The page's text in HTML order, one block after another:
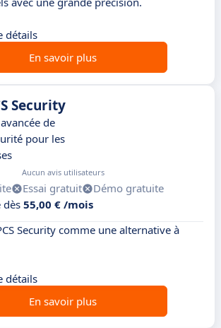
détails
En savoir plus
Security
de
pour les
Aucun avis utilisateurs
Essai gratuit
Démo gratuite
dès55,00 € /mois
Security comme une alternative à
détails
En savoir plus